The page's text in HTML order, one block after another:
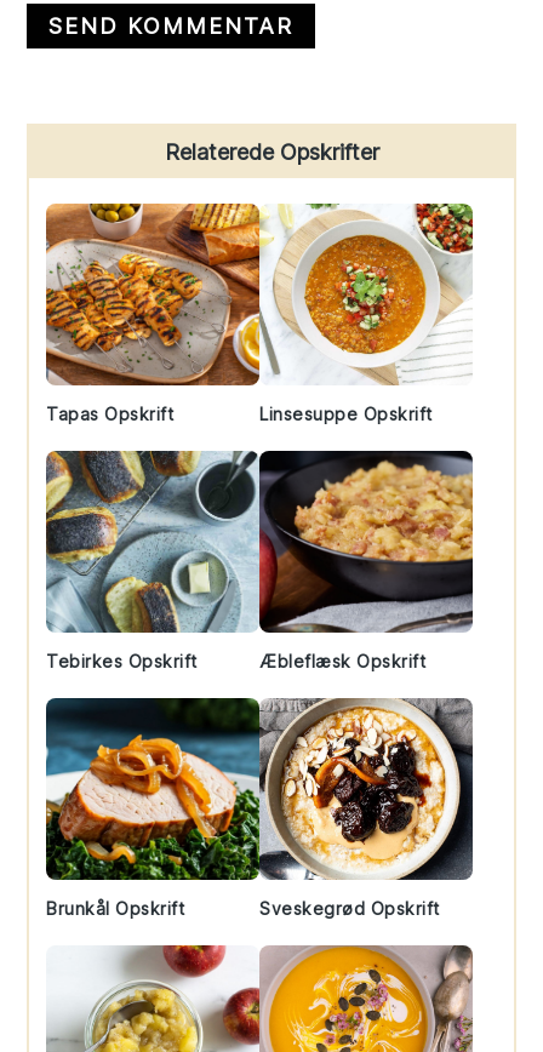
Sidebar
Relaterede Opskrifter
Tapas Opskrift Linsesuppe Opskrift
Tebirkes Opskrift Æbleflæsk Opskrift
Brunkål Opskrift Sveskegrød Opskrift